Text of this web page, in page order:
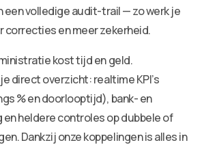
een volledige audit-trail — zo werk je
correcties en meer zekerheid.
kost tijd en geld.
direct overzicht: realtime KPI’s
% en doorlooptijd), bank- en
heldere controles op dubbele of
Dankzij onze koppelingen is alles in